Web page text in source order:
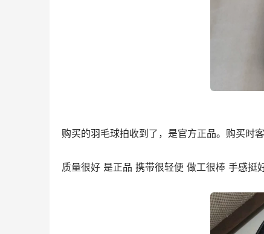
购买的羽毛球拍收到了，是官方正品。购买时
质量很好 是正品 携带很轻便 做工很棒 手感